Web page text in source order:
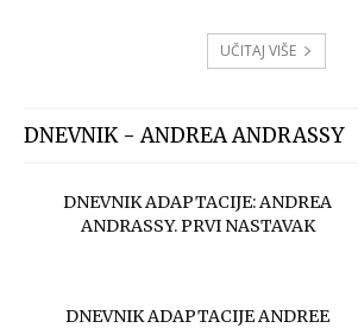
UČITAJ VIŠE
DNEVNIK - ANDREA ANDRASSY
DNEVNIK ADAPTACIJE: ANDREA
ANDRASSY. PRVI NASTAVAK
DNEVNIK ADAPTACIJE ANDREE